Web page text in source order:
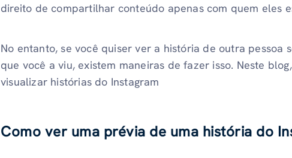
direito de compartilhar conteúdo apenas com quem eles
No entanto, se você quiser ver a história de outra pessoa
que você a viu, existem maneiras de fazer isso. Neste
visualizar histórias do Instagram
Como ver uma prévia de uma história do